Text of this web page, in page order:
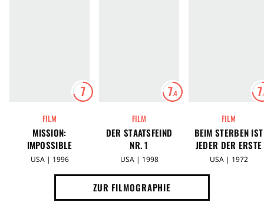
7
FILM
MISSION:
IMPOSSIBLE
USA | 1996
7.4
FILM
DER STAATSFEIND
NR. 1
USA | 1998
7
FILM
BEIM STERBEN IST
JEDER DER ERSTE
USA | 1972
ZUR FILMOGRAPHIE